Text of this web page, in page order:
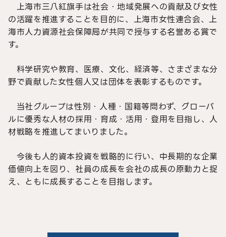
上海市三八紅旗手は社会・地域発展への貢献及び女性
の活躍を推進することを目的に、上海市女性連合会、上
海市人力資源社会保障局が共同で授与する名誉ある賞で
す。
科学研究や教育、医療、文化、経済等、さまざまな分
野で貢献した女性個人又は団体を表彰するものです。
当社グループは性別・人種・国籍等問わず、グローバ
ルに優秀な人材の採用・育成・活用・登用を目指し、人
材戦略を推進してまいりました。
今後も人的資本投資を戦略的に行い、中長期的な企業
価値向上を図り、社員の成長を会社の成長の原動力と捉
え、ともに成長することを目指します。